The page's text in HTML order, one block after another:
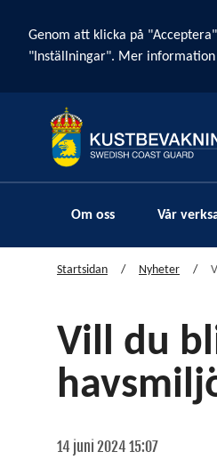
Cookie banner
Genom att klicka på
"Inställningar". Mer information
Om oss Vår
Startsidan Nyheter
Vill du
14 juni 2024 15:07